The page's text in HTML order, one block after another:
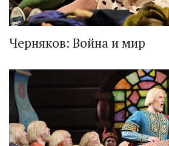
Черняков: Война и мир